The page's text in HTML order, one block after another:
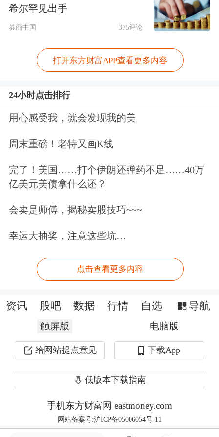
图片来源：DART
韩元的单季营业利润，同比大幅增长
显现。
三星电子DS（半导体
为，员工薪酬增长未能充分体现业绩贡
献，要求重新协商绩效分配机制。3
月，三星集团跨企业工会三星电子支部
一度计划于5月发动为期18天的总罢
工，核心诉求之一是将年度营业利润的
15%作为绩效奖金。
经多轮谈判，劳资双方于5月20日达成
临时薪资协议，其中一条便是DX部门
及CSS事业团队员工每人可获得约600
希尔罕见出手
券商中国 375评论
打开东方财富APP查看更多内容
24小时点击排行
用心感受我，就会发现我的美
周末重磅！老特又画K线
完了！美国……打个伊朗还弹药不足……40万
亿美元美债拿什么还？
会卖是师傅，揭秘卖股技巧~~~
幸运大抽奖，注意这些坑…
点击查看更多内容
资讯 股吧 数据 行情 自选 导航
触屏版 电脑版
给网站提点意见 下载App
低版本下载指南
手机东方财富网 eastmoney.com
网站备案号:沪ICP备05006054号-11